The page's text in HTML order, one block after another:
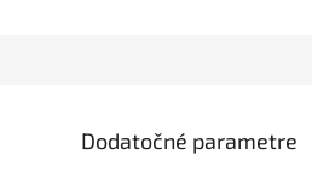
Dodatočné parametre